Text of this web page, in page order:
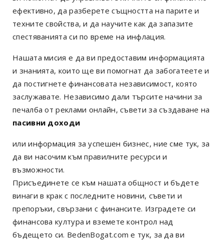
ефективно, да разберете същността на парите и
техните свойства, и да научите как да запазите
спестяванията си по време на инфлация.
Нашата мисия е да ви предоставим информацията
и знанията, които ще ви помогнат да забогатеете и
да постигнете финансовата независимост, която
заслужавате. Независимо дали търсите начини за
печалба от реклами онлайн, съвети за създаване на
пасивни доходи
или информация за успешен бизнес, ние сме тук, за
да ви насочим към правилните ресурси и
възможности.
Присъединете се към нашата общност и бъдете
винаги в крак с последните новини, съвети и
препоръки, свързани с финансите. Изградете си
финансова култура и вземете контрол над
бъдещето си. BedenBogat.com е тук, за да ви